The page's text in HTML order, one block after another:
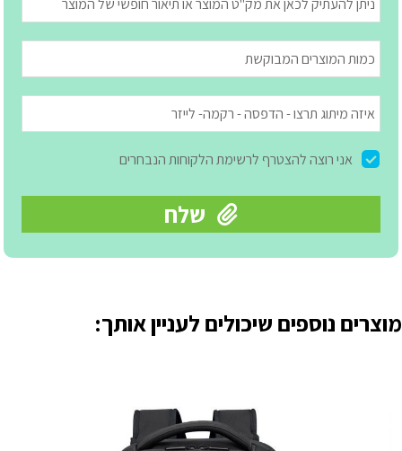
מוצרים נוספים שיכולים לעניין אותך: